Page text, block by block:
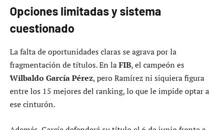
Opciones limitadas y sistema
cuestionado
La falta de oportunidades claras se agrava por la
fragmentación de títulos. En laFIB, el campeón es
Wilbaldo García Pérez, pero Ramírez ni siquiera figura
entre los 15 mejores del ranking, lo que le impide optar a
ese cinturón.